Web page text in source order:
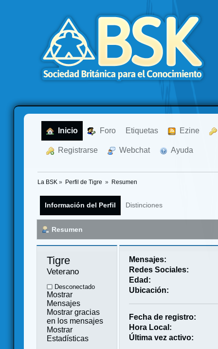
Inicio Foro Etiquetas Ezine
Registrarse Webchat Ayuda
La BSK » Perfil de Tigre » Resumen
Información del Perfil Distinciones
Resumen
Tigre
Veterano
Desconectado
Mostrar
Mensajes
Mostrar gracias
en los mensajes
Mostrar
Estadísticas
Mensajes:
Redes Sociales:
Edad:
Ubicación:
Fecha de registro:
Hora Local:
Última vez activo: